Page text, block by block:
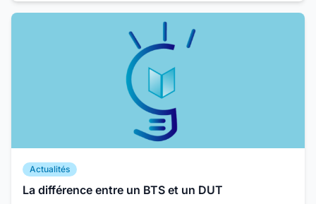
Actualités
La différence entre un BTS et un DUT